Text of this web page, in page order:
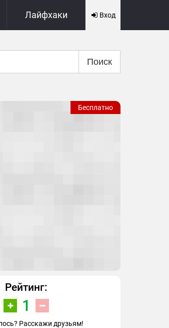
Лайфхаки Вход
Поиск
Бесплатно
Рейтинг:
1
Расскажи друзьям!